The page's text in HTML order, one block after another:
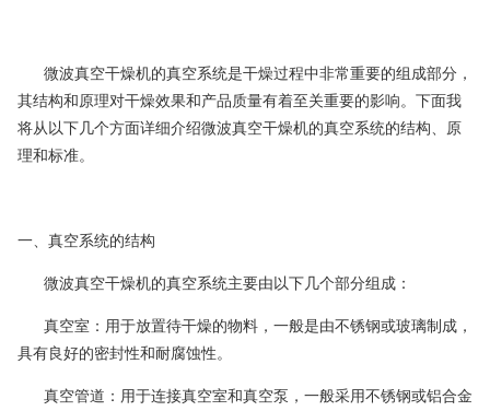
微波真空干燥机的真空系统是干燥过程中非常重要的组成部分，
其结构和原理对干燥效果和产品质量有着至关重要的影响。下面我
将从以下几个方面详细介绍微波真空干燥机的真空系统的结构、原
理和标准。
一、真空系统的结构
微波真空干燥机的真空系统主要由以下几个部分组成：
真空室：用于放置待干燥的物料，一般是由不锈钢或玻璃制成，
具有良好的密封性和耐腐蚀性。
真空管道：用于连接真空室和真空泵，一般采用不锈钢或铝合金